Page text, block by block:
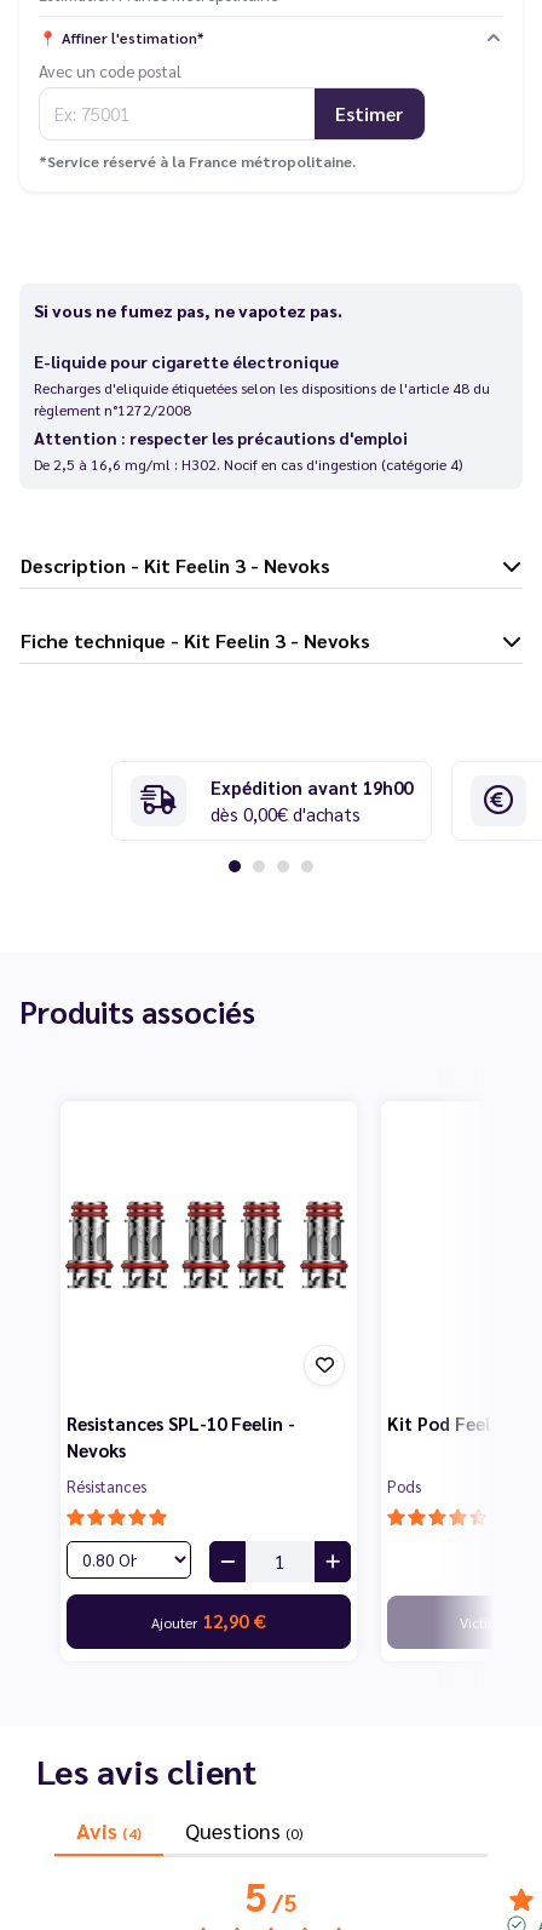
📍 Affiner l'estimation*
Avec un code postal
Estimer
*Service réservé à la France métropolitaine.
Si vous ne fumez pas, ne vapotez pas.
E-liquide pour cigarette électronique
Recharges d'eliquide étiquetées selon les dispositions de l'article 48 du
règlement n°1272/2008
Attention : respecter les précautions d'emploi
De 2,5 à 16,6 mg/ml : H302. Nocif en cas d'ingestion (catégorie 4)
Description - Kit Feelin 3 - Nevoks
Fiche technique - Kit Feelin 3 - Nevoks
Expédition avant 19h00
dès 0,00€ d'achats
Produits associés
Resistances SPL-10 Feelin -
Nevoks
Résistances
Ajouter 12,90 €
Kit Pod Feelin 2 -
Pods
Victime de
Les avis client
Avis (4) Questions (0)
5/5